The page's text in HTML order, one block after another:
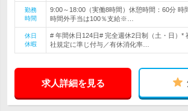
勤務
時間
9:00～18:00（実働8時間）休憩時間：60分 時
時間外手当は100％支給※…
休日
休暇
# 年間休日124日# 完全週休2日制（土・日）*
社規定に準じ付与／有休消化率…
求人詳細を見る